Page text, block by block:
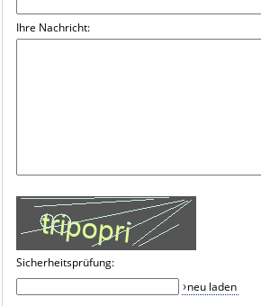
Ihre Nachricht:
Sicherheitsprüfung:
neu laden